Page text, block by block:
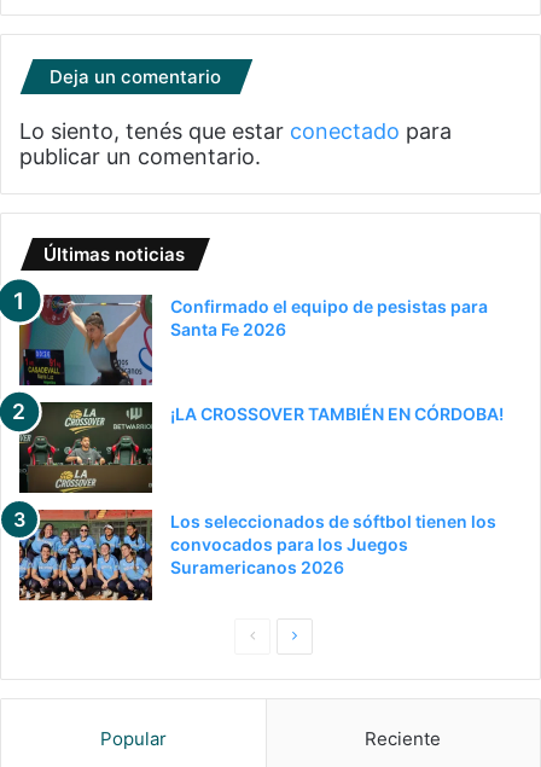
Deja un comentario
Lo siento, tenés que estar conectado para
publicar un comentario.
Últimas noticias
Confirmado el equipo de pesistas para
Santa Fe 2026
¡LA CROSSOVER TAMBIÉN EN CÓRDOBA!
Los seleccionados de sóftbol tienen los
convocados para los Juegos
Suramericanos 2026
PaginaSiguiente
Popular Reciente